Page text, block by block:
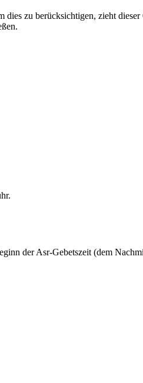
zu berücksichtigen, zieht dieser
der Asr-Gebetszeit (dem